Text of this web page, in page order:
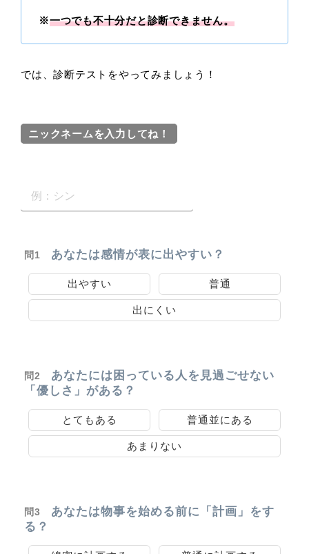
※一つでも不十分だと診断できません。
では、診断テストをやってみましょう！
ニックネームを入力してね！
問1 あなたは感情が表に出やすい？
出やすい 普通
出にくい
問2
あなたには困っている人を見過ごせない
「優しさ」がある？
とてもある 普通並にある
あまりない
問3
あなたは物事を始める前に「計画」をす
る？